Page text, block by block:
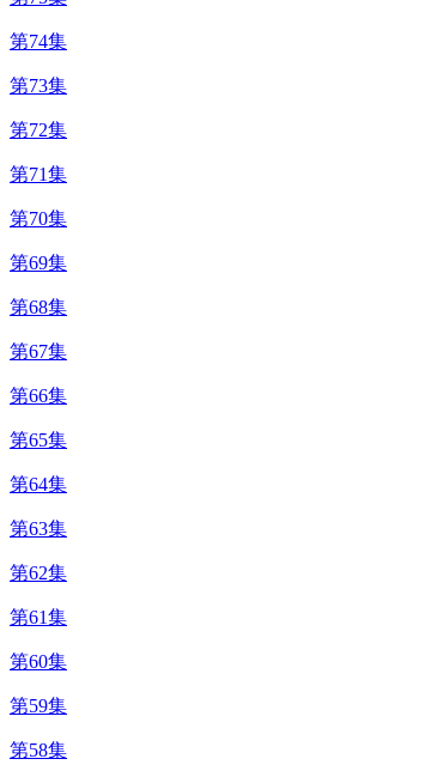
第74集
第73集
第72集
第71集
第70集
第69集
第68集
第67集
第66集
第65集
第64集
第63集
第62集
第61集
第60集
第59集
第58集